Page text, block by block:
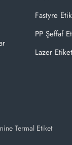
kafaların
camlı olan
Fastyre
PP Şeffaf
Lazer
Termal Etiket